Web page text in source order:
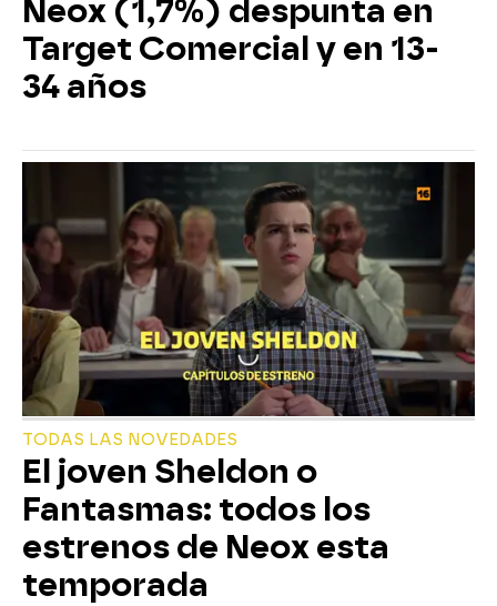
Neox (1,7%) despunta en
Target Comercial y en 13-
34 años
TODAS LAS NOVEDADES
El joven Sheldon o
Fantasmas: todos los
estrenos de Neox esta
temporada